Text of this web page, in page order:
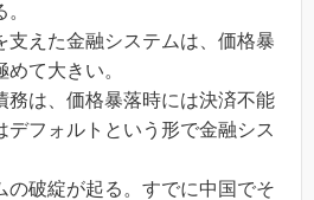
支えた金融システムは、価格暴
て大きい。
務は、価格暴落時には決済不能
デフォルトという形で金融シス
の破綻が起る。すでに中国でそ